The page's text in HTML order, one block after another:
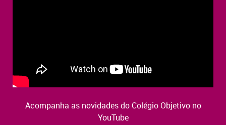
Acompanha as novidades do Colégio Objetivo no
YouTube